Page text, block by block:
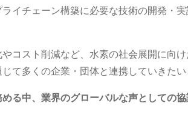
イチェーン構築に必要な技術の開発・実
コスト削減など、水素の社会展開に向
て多くの企業・団体と連携していきたい
る中、業界のグローバルな声としての